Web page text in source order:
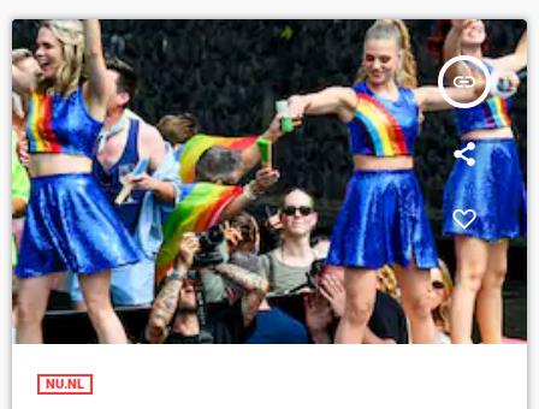
insert_link
NU.NL